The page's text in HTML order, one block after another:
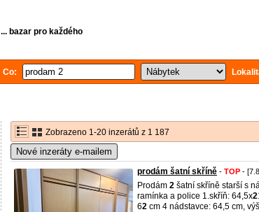
... bazar pro každého
Co:
Zobrazeno 1-20 inzerátů z 1 187
Nové inzeráty e-mailem
prodám šatní skříně - TOP -
Prodám 2 šatní skříně starší s
ramínka a police 1.skříň: 64,5x2
62 cm 4 nádstavce: 64,5 cm,